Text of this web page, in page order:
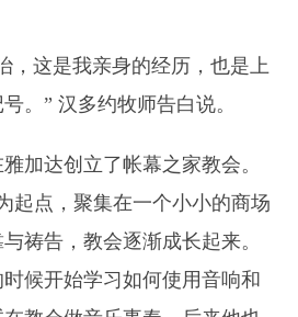
，这是我亲身的经历，也是上
。” 汉多约牧师告白说。
加达创立了帐幕之家教会。
起点，聚集在一个小小的商场
祷告，教会逐渐成长起来。
候开始学习如何使用音响和